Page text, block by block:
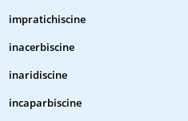
impratichiscine
inacerbiscine
inaridiscine
incaparbiscine